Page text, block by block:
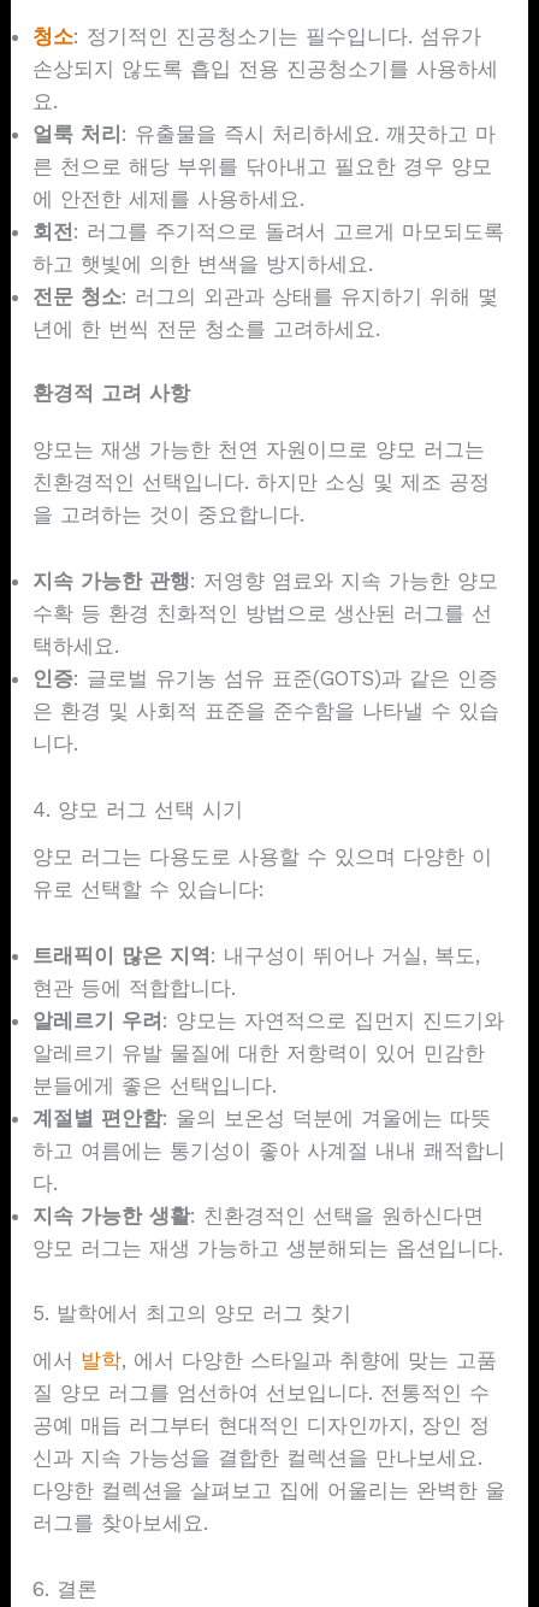
청소: 정기적인 진공청소기는 필수입니다. 섬유가
손상되지 않도록 흡입 전용 진공청소기를 사용하세
요.
얼룩 처리 : 유출물을 즉시 처리하세요. 깨끗하고 마
른 천으로 해당 부위를 닦아내고 필요한 경우 양모
에 안전한 세제를 사용하세요.
회전: 러그를 주기적으로 돌려서 고르게 마모되도록
하고 햇빛에 의한 변색을 방지하세요.
전문 청소: 러그의 외관과 상태를 유지하기 위해 몇
년에 한 번씩 전문 청소를 고려하세요.
환경적 고려 사항
양모는 재생 가능한 천연 자원이므로 양모 러그는
친환경적인 선택입니다. 하지만 소싱 및 제조 공정
을 고려하는 것이 중요합니다.
지속 가능한 관행: 저영향 염료와 지속 가능한 양모
수확 등 환경 친화적인 방법으로 생산된 러그를 선
택하세요.
인증: 글로벌 유기농 섬유 표준(GOTS)과 같은 인증
은 환경 및 사회적 표준을 준수함을 나타낼 수 있습
니다.
4. 양모 러그 선택 시기
양모 러그는 다용도로 사용할 수 있으며 다양한 이
유로 선택할 수 있습니다:
트래픽이 많은 지역: 내구성이 뛰어나 거실, 복도,
현관 등에 적합합니다.
알레르기 우려: 양모는 자연적으로 집먼지 진드기와
알레르기 유발 물질에 대한 저항력이 있어 민감한
분들에게 좋은 선택입니다.
계절별 편안함: 울의 보온성 덕분에 겨울에는 따뜻
하고 여름에는 통기성이 좋아 사계절 내내 쾌적합니
다.
지속 가능한 생활: 친환경적인 선택을 원하신다면
양모 러그는 재생 가능하고 생분해되는 옵션입니다.
5. 발학에서 최고의 양모 러그 찾기
에서 발학, 에서 다양한 스타일과 취향에 맞는 고품
질 양모 러그를 엄선하여 선보입니다. 전통적인 수
공예 매듭 러그부터 현대적인 디자인까지, 장인 정
신과 지속 가능성을 결합한 컬렉션을 만나보세요.
다양한 컬렉션을 살펴보고 집에 어울리는 완벽한 울
러그를 찾아보세요.
6. 결론